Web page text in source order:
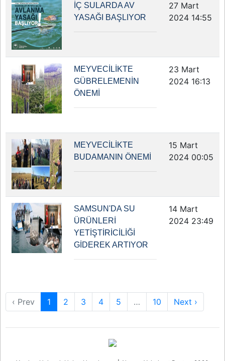
İÇ SULARDA AV
YASAĞI BAŞLIYOR
27 Mart
2024 14:55
MEYVECİLİKTE
GÜBRELEMENİN
ÖNEMİ
23 Mart
2024 16:13
MEYVECİLİKTE
BUDAMANIN ÖNEMİ
15 Mart
2024 00:05
SAMSUN'DA SU
ÜRÜNLERİ
YETİŞTİRİCİLİĞİ
GİDEREK ARTIYOR
14 Mart
2024 23:49
‹ Prev 1 2 3 4 5 … 10 Next ›